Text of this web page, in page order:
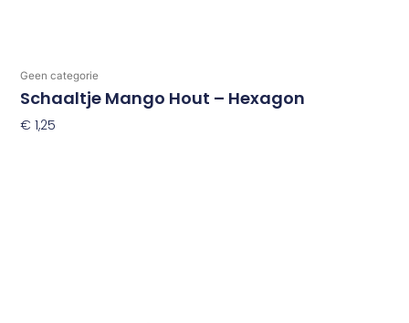
Geen categorie
Schaaltje Mango Hout – Hexagon
€ 1,25